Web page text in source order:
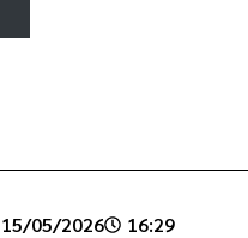
15/05/2026 16:29